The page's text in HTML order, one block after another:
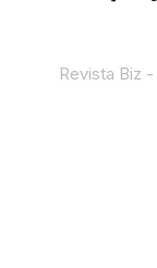
Revista Biz